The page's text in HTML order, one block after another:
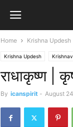
Home Krishna Updesh
Krishna Updesh
राधाकृष्ण |
By icanspirit - August